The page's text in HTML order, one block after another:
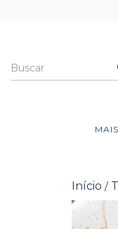
Início /